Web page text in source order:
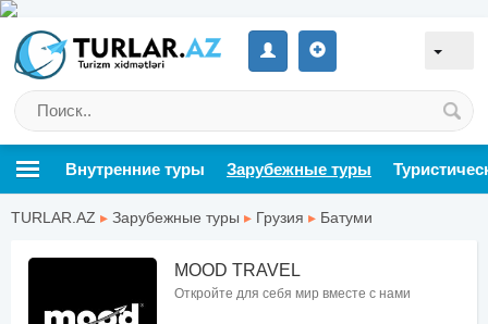
Внутренние туры Зарубежные туры
TURLAR.AZ ▸ Зарубежные туры ▸ Грузия ▸ Батуми
MOOD TRAVEL
Откройте для себя мир вместе с нами